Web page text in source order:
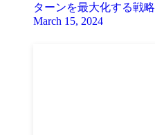
ターンを最大化する戦略
March 15, 2024